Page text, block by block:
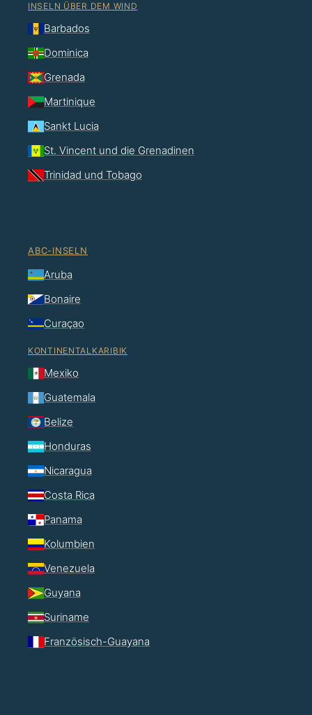
INSELN ÜBER DEM WIND
Barbados
Dominica
Grenada
Martinique
Sankt Lucia
St. Vincent und die Grenadinen
Trinidad und Tobago
ABC-INSELN
Aruba
Bonaire
Curaçao
KONTINENTALKARIBIK
Mexiko
Guatemala
Belize
Honduras
Nicaragua
Costa Rica
Panama
Kolumbien
Venezuela
Guyana
Suriname
Französisch-Guayana